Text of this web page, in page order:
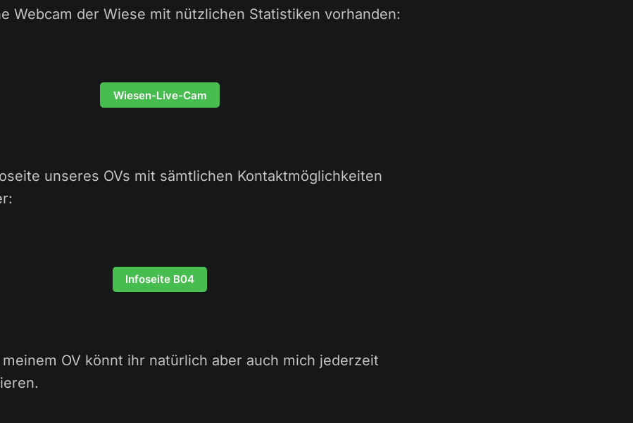
Webcam der Wiese mit nützlichen Statistiken vorhanden:
Wiesen-Live-Cam
unseres OVs mit sämtlichen Kontaktmöglichkeiten
Infoseite B04
meinem OV könnt ihr natürlich aber auch mich jederzeit